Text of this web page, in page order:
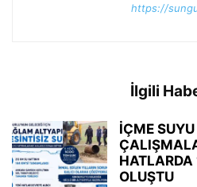
https://
İlgili
İÇME
OLUŞTU